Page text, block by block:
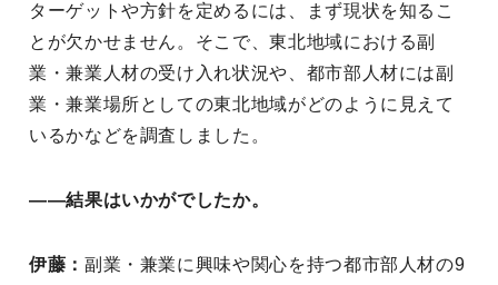
ターゲットや方針を定めるには、まず現状を知るこ
とが欠かせません。そこで、東北地域における副
業・兼業人材の受け入れ状況や、都市部人材には副
業・兼業場所としての東北地域がどのように見えて
いるかなどを調査しました。
――結果はいかがでしたか。
伊藤： 副業・兼業に興味や関心を持つ都市部人材の9